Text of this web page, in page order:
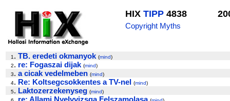
HIX TIPP 4838
Copyright Myths
1 . TB. eredeti okmanyok (mind)
2. re: Fogaszai dijak (mind)
3. a cicak vedelmeben (mind)
4. Re: Koltsegcsokkentes a TV-nel (mind)
5. Laktozerzekenyseg (mind)
. re: Allami Nyelvvizsga Felszamolasa